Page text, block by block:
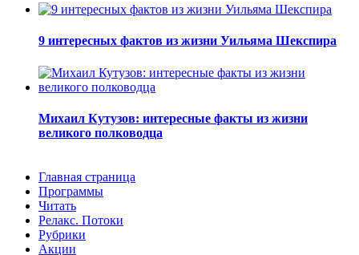
9 интересных фактов из жизни Уильяма Шекспира
Михаил Кутузов: интересные факты из жизни
великого полководца
Главная страница
Программы
Читать
Релакс. Потоки
Рубрики
Акции